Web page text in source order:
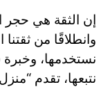
إن الثقة هي حجر
وانطلاقًا من
نستخدمها،
نتبعها، تقدم